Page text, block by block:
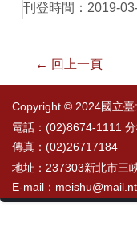
刊登時間：2019-
← 回上一頁
Copyright © 2024國立
電話：(02)8674-1111
傳真：(02)26717184
地址：237303新北市三
E-mail：